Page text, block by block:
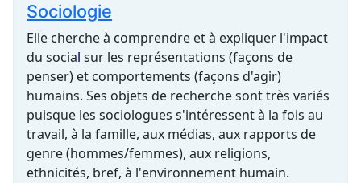
Sociologie
Elle cherche à comprendre et à expliquer l'impact
du social sur les représentations (façons de
penser) et comportements (façons d'agir)
humains. Ses objets de recherche sont très variés
puisque les sociologues s'intéressent à la fois au
travail, à la famille, aux médias, aux rapports de
genre (hommes/femmes), aux religions,
ethnicités, bref, à l'environnement humain.